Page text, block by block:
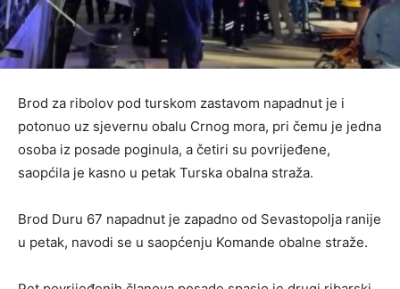
Brod za ribolov pod turskom zastavom napadnut je i
potonuo uz sjevernu obalu Crnog mora, pri čemu je jedna
osoba iz posade poginula, a četiri su povrijeđene,
saopćila je kasno u petak Turska obalna straža.
Brod Duru 67 napadnut je zapadno od Sevastopolja ranije
u petak, navodi se u saopćenju Komande obalne straže.